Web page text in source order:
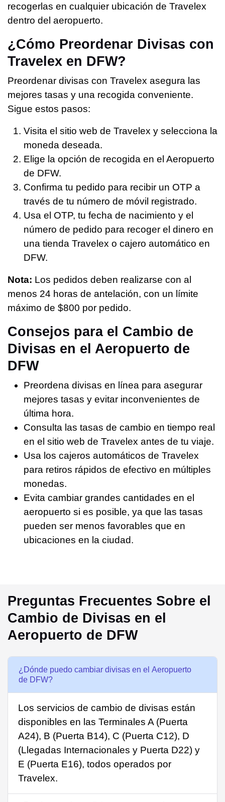
recogerlas en cualquier ubicación de Travelex
dentro del aeropuerto.
¿Cómo Preordenar Divisas con
Travelex en DFW?
Preordenar divisas con Travelex asegura las
mejores tasas y una recogida conveniente.
Sigue estos pasos:
Visita el sitio web de Travelex y selecciona la
moneda deseada.
Elige la opción de recogida en el Aeropuerto
de DFW.
Confirma tu pedido para recibir un OTP a
través de tu número de móvil registrado.
Usa el OTP, tu fecha de nacimiento y el
número de pedido para recoger el dinero en
una tienda Travelex o cajero automático en
DFW.
Nota: Los pedidos deben realizarse con al
menos 24 horas de antelación, con un límite
máximo de $800 por pedido.
Consejos para el Cambio de
Divisas en el Aeropuerto de
DFW
Preordena divisas en línea para asegurar
mejores tasas y evitar inconvenientes de
última hora.
Consulta las tasas de cambio en tiempo real
en el sitio web de Travelex antes de tu viaje.
Usa los cajeros automáticos de Travelex
para retiros rápidos de efectivo en múltiples
monedas.
Evita cambiar grandes cantidades en el
aeropuerto si es posible, ya que las tasas
pueden ser menos favorables que en
ubicaciones en la ciudad.
Preguntas Frecuentes Sobre el
Cambio de Divisas en el
Aeropuerto de DFW
¿Dónde puedo cambiar divisas en el Aeropuerto
de DFW?
Los servicios de cambio de divisas están
disponibles en las Terminales A (Puerta
A24), B (Puerta B14), C (Puerta C12), D
(Llegadas Internacionales y Puerta D22) y
E (Puerta E16), todos operados por
Travelex.